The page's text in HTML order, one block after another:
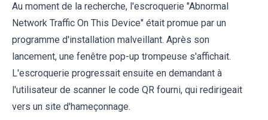
Au moment de la recherche, l'escroquerie "Abnormal
Network Traffic On This Device" était promue par un
programme d'installation malveillant. Après son
lancement, une fenêtre pop-up trompeuse s'affichait.
L'escroquerie progressait ensuite en demandant à
l'utilisateur de scanner le code QR fourni, qui redirigeait
vers un site d'hameçonnage.